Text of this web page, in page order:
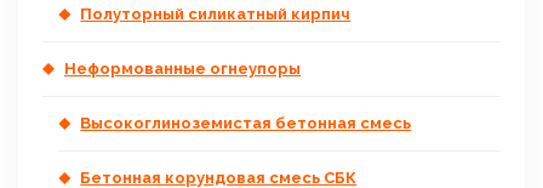
Полуторный силикатный кирпич
Неформованные огнеупоры
Высокоглиноземистая бетонная смесь
Бетонная корундовая смесь СБК